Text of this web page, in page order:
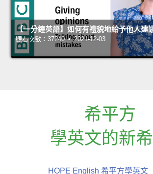
【一分鐘英語】如何有禮貌地給予他人建
觀看次數：37240 • 2021-12-03
希平方
學英文的新
HOPE English 希平方學英文